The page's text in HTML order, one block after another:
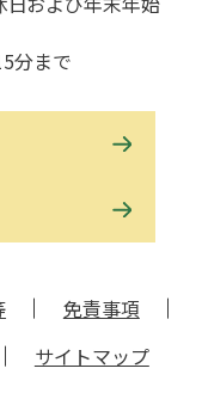
分まで
免責事項
サイトマップ